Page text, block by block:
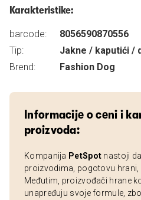
Karakteristike:
barcode:
8056590870556
Tip:
Jakne / kaputići /
Brend:
Fashion Dog
Informacije o ceni i
proizvoda:
Kompanija PetSpot nastoji
proizvodima, pogotovu hrani,
Međutim, proizvođači hrane
unapređuju svoje formule,